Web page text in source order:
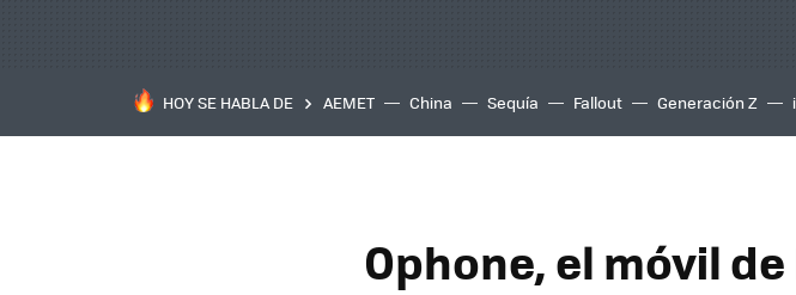
HOY SE HABLA DE AEMET China Sequía Fallout Generación Z
Ophone, el móvil